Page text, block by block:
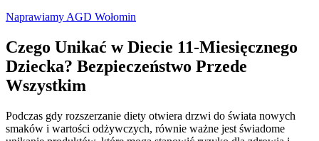
Naprawiamy AGD Wołomin
Czego Unikać w Diecie 11-Miesięcznego
Dziecka? Bezpieczeństwo Przede
Wszystkim
Podczas gdy rozszerzanie diety otwiera drzwi do świata nowych
smaków i wartości odżywczych, równie ważne jest świadome